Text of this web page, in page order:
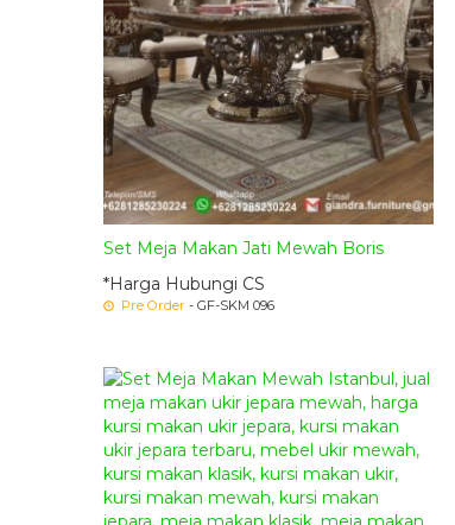
Set Meja Makan Jati Mewah Boris
*Harga Hubungi CS
Pre Order - GF-SKM 096